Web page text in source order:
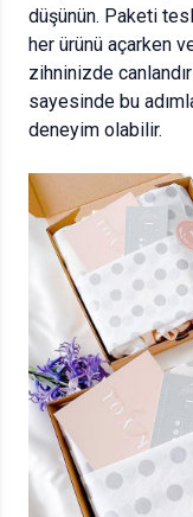
düşünün. Paketi
her ürünü açarken
zihninizde
sayesinde bu
deneyim olabilir.